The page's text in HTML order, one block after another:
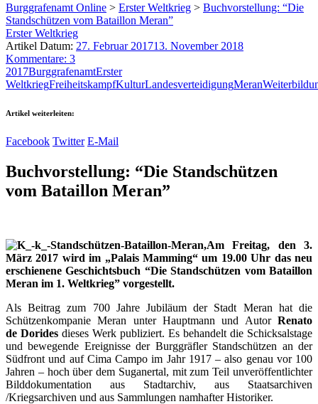
Burggrafenamt Online > Erster Weltkrieg > Buchvorstellung: “Die
Standschützen vom Bataillon Meran”
Erster Weltkrieg
Artikel Datum: 27. Februar 201713. November 2018
Kommentare: 3
2017BurggrafenamtErster
WeltkriegFreiheitskampfKulturLandesverteidigungMeran
Artikel weiterleiten:
Facebook Twitter E-Mail
Buchvorstellung: “Die Standschützen
vom Bataillon Meran”
Am Freitag, den 3.
März 2017 wird im „Palais Mamming“ um 19.00 Uhr das neu
erschienene Geschichtsbuch “Die Standschützen vom Bataillon
Meran im 1. Weltkrieg” vorgestellt.
Als Beitrag zum 700 Jahre Jubiläum der Stadt Meran hat die
Schützenkompanie Meran unter Hauptmann und Autor Renato
de Dorides dieses Werk publiziert. Es behandelt die Schicksalstage
und bewegende Ereignisse der Burggräfler Standschützen an der
Südfront und auf Cima Campo im Jahr 1917 – also genau vor 100
Jahren – hoch über dem Suganertal, mit zum Teil unveröffentlichter
Bilddokumentation aus Stadtarchiv, aus Staatsarchiven
/Kriegsarchiven und aus Sammlungen namhafter Historiker.